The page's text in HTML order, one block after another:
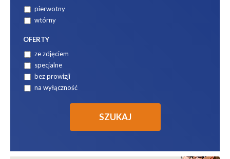
pierwotny
wtórny
OFERTY
ze zdjęciem
specjalne
bez prowizji
na wyłączność